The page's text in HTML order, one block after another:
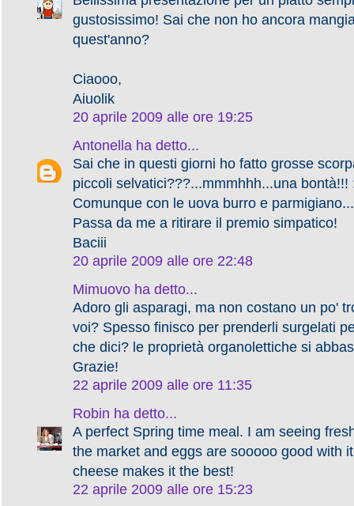
gustosissimo! Sai che non ho ancora
quest'anno?
Ciaooo,
Aiuolik
20 aprile 2009 alle ore 19:25
Antonella ha detto...
Sai che in questi giorni ho fatto grosse
piccoli selvatici???...mmmhhh...una bontà!!!
Comunque con le uova burro e
Passa da me a ritirare il premio simpatico!
Baciii
20 aprile 2009 alle ore 22:48
Mimuovo ha detto...
Adoro gli asparagi, ma non costano un po'
voi? Spesso finisco per prenderli surgelati
che dici? le proprietà organolettiche si
Grazie!
22 aprile 2009 alle ore 11:35
Robin ha detto...
A perfect Spring time meal. I am seeing
the market and eggs are sooooo good with
cheese makes it the best!
22 aprile 2009 alle ore 15:23